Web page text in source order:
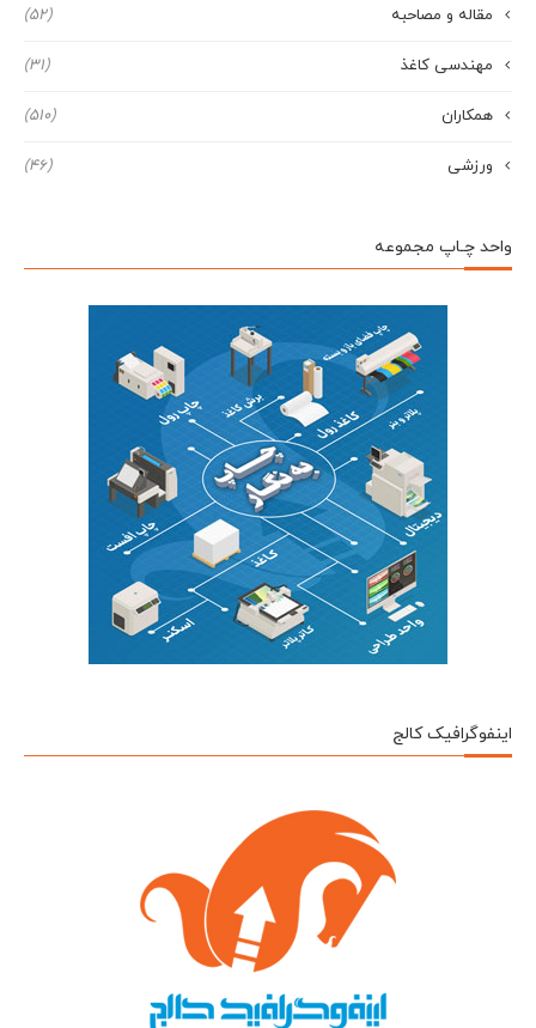
مقاله و مصاحبه (52)
مهندسی کاغذ (31)
همکاران (510)
ورزشی (46)
واحد چـاپ مجموعه
اینفوگرافیک کالج